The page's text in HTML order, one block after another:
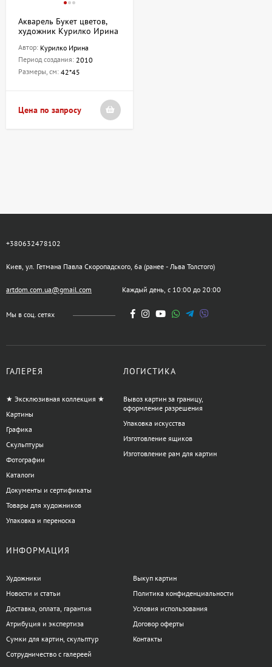
Акварель Букет цветов,
художник Курилко Ирина
Автор: Курилко Ирина
Период создания: 2010
Размеры, см: 42*45
Цена по запросу
+380632478102
Киев, ул. Гетмана Павла Скоропадского, 6а (ранее - Льва Толстого)
artdom.com.ua@gmail.com Каждый день, с 10:00 до 20:00
Мы в соц. сетях
ГАЛЕРЕЯ
★ Эксклюзивная коллекция ★
Картины
Графика
Скульптуры
Фотографии
Каталоги
Документы и сертификаты
Товары для художников
Упаковка и переноска
ЛОГИСТИКА
Вывоз картин за границу,
оформление разрешения
Упаковка искусства
Изготовление ящиков
Изготовление рам для картин
ИНФОРМАЦИЯ
Художники
Новости и статьи
Доставка, оплата, гарантия
Атрибуция и экспертиза
Сумки для картин, скульптур
Сотрудничество с галереей
Выкуп картин
Политика конфиденциальности
Условия использования
Договор оферты
Контакты